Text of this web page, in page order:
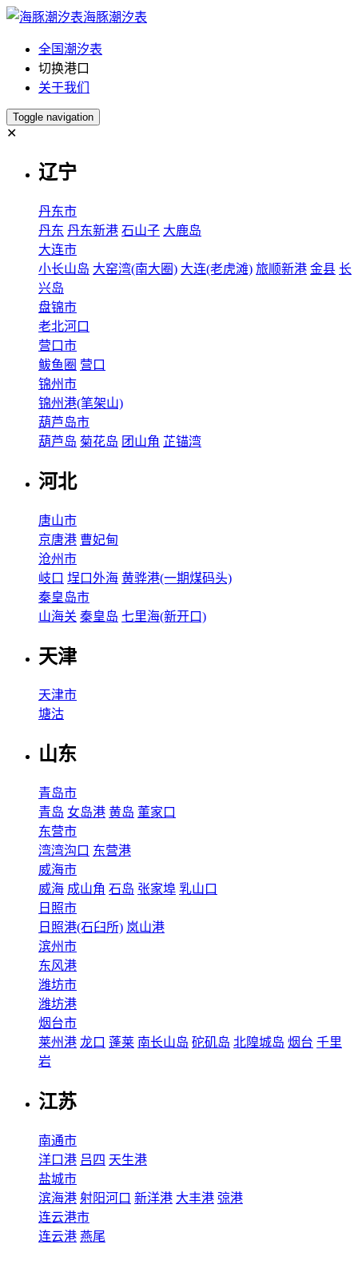
海豚潮汐表
全国潮汐表
切换港口
关于我们
Toggle navigation
✕
辽宁
丹东市
丹东 丹东新港 石山子 大鹿岛
大连市
小长山岛 大窑湾(南大圈) 大连(老虎滩) 旅顺新港 金县 长
兴岛
盘锦市
老北河口
营口市
鲅鱼圈 营口
锦州市
锦州港(笔架山)
葫芦岛市
葫芦岛 菊花岛 团山角 芷锚湾
河北
唐山市
京唐港 曹妃甸
沧州市
岐口 埕口外海 黄骅港(一期煤码头)
秦皇岛市
山海关 秦皇岛 七里海(新开口)
天津
天津市
塘沽
山东
青岛市
青岛 女岛港 黄岛 董家口
东营市
湾湾沟口 东营港
威海市
威海 成山角 石岛 张家埠 乳山口
日照市
日照港(石臼所) 岚山港
滨州市
东风港
潍坊市
潍坊港
烟台市
莱州港 龙口 蓬莱 南长山岛 砣矶岛 北隍城岛 烟台 千里
岩
江苏
南通市
洋口港 吕四 天生港
盐城市
滨海港 射阳河口 新洋港 大丰港 弶港
连云港市
连云港 燕尾